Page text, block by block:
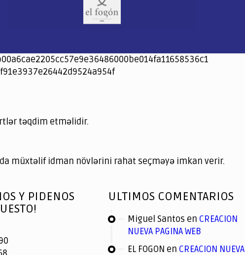
təqdim etməlidir.
müxtəlif idman növlərini rahat seçməyə imkan verir.
Y PIDENOS
ULTIMOS COMENTARIOS
Miguel Santos en CREACION
NUEVA PAGINA WEB
EL FOGON en CREACION NUEVA